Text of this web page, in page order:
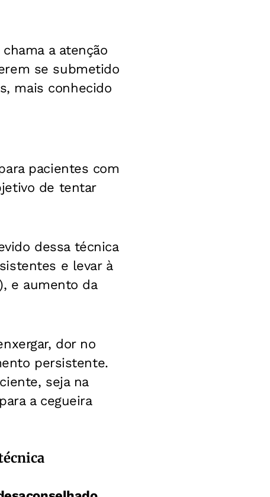
a atenção
se submetido
mais conhecido
pacientes com
de tentar
dessa técnica
e levar à
e aumento da
dor no
persistente.
seja na
a cegueira